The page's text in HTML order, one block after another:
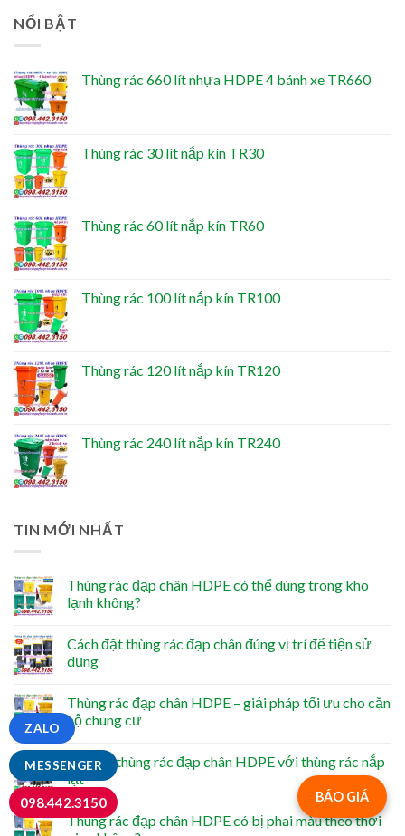
NỔI BẬT
Thùng rác 660 lít nhựa HDPE 4 bánh xe TR660
Thùng rác 30 lít nắp kín TR30
Thùng rác 60 lít nắp kín TR60
Thùng rác 100 lít nắp kín TR100
Thùng rác 120 lít nắp kín TR120
Thùng rác 240 lít nắp kín TR240
TIN MỚI NHẤT
Thùng rác đạp chân HDPE có thể dùng trong kho
lạnh không?
Cách đặt thùng rác đạp chân đúng vị trí để tiện sử
dụng
Thùng rác đạp chân HDPE – giải pháp tối ưu cho căn
hộ chung cư
So sánh thùng rác đạp chân HDPE với thùng rác nắp
lật
Thùng rác đạp chân HDPE có bị phai màu theo thời
BÁO GIÁ
MESSENGER
ZALO
098.442.3150